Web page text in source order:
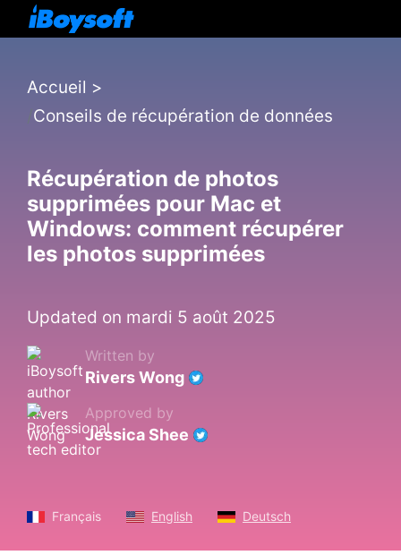
Accueil >
Conseils de récupération de données
Récupération de photos
supprimées pour Mac et
Windows: comment récupérer
les photos supprimées
Updated on mardi 5 août 2025
Written by
Rivers Wong
Approved by
Jessica Shee
Français English Deutsch